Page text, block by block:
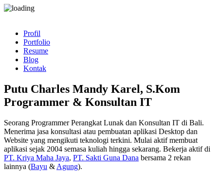
Profil
Portfolio
Resume
Blog
Kontak
Putu Charles Mandy Karel, S.Kom
Programmer & Konsultan IT
Seorang Programmer Perangkat Lunak dan Konsultan IT di Bali.
Menerima jasa konsultasi atau pembuatan aplikasi Desktop dan
Website yang mengikuti teknologi terkini. Mulai aktif membuat
aplikasi sejak 2004 semasa kuliah hingga sekarang. Bekerja aktif di
PT. Kriya Maha Jaya, PT. Sakti Guna Dana bersama 2 rekan
lainnya (Bayu & Agung).